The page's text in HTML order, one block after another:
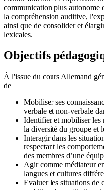
communication plus autonome
la compréhension auditive,
ainsi que de consolider et
lexicales.
Objectifs
À l'issue du cours Allemand
de
Mobiliser ses
verbale et non-verbale
Identifier et mobiliser les
la diversité du groupe et
Interagir dans les
respectant les
des membres d’une
Agir comme médiateur
langues et cultures
Evaluer les situations de